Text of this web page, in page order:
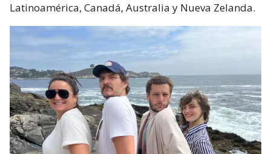
Latinoamérica, Canadá, Australia y Nueva Zelanda.